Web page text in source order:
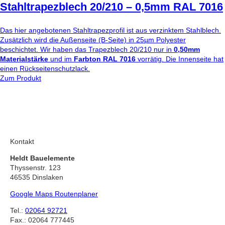
Stahltrapezblech 20/210 – 0,5mm RAL 7016
Das hier angebotenen Stahltrapezprofil ist aus verzinktem Stahlblech.
Zusätzlich wird die Außenseite (B-Seite) in 25µm Polyester
beschichtet. Wir haben das Trapezblech 20/210 nur in 0,50mm
Materialstärke und im Farbton RAL 7016 vorrätig. Die Innenseite hat
einen Rückseitenschutzlack.
Zum Produkt
Kontakt
Heldt Bauelemente
Thyssenstr. 123
46535 Dinslaken
Google Maps Routenplaner
Tel.: 02064 92721
Fax.: 02064 777445